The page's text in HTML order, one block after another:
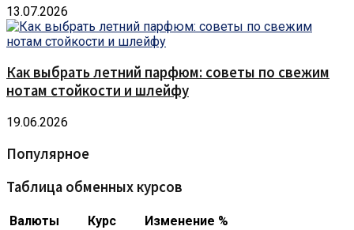
13.07.2026
Как выбрать летний парфюм: советы по свежим
нотам стойкости и шлейфу
19.06.2026
Популярное
Таблица обменных курсов
Валюты Курс
Изменение %